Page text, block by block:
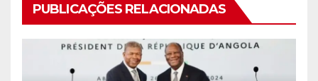
PUBLICAÇÕES RELACIONADAS